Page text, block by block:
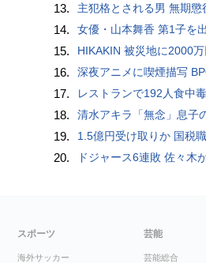
13. 主犯格とされる男 無期懲
14. 女優・山本舞香 第1子を
15. HIKAKIN 被災地に2000
16. 深夜アニメに喫煙描写
17. レストランで192人食中
18. 清水アキラ「無念」息子
19. 1.5億円受け取りか 国税
20. ドジャース6連敗 佐々木
スポーツ
海外サッカー
芸能
芸能総合